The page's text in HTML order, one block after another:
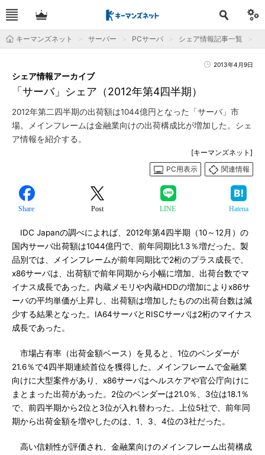
キーマンズネット サーバー PCサーバ シェア情報記事一覧
2013年4月9日
「サーバ」シェア（2012年第4四半期）
シェア情報アーカイブ
2012年第二四半期の出荷額は1044億円となった「サーバ」市
場。メインフレームは金融業向けの出荷構成比が増加した。シェ
ア情報を紹介する。
[キーマンズネット]
PC用表示
関連情報
Share Post LINE Hatena
IDC Japanの調べによれば、2012年第4四半期（10～12月）の
国内サーバ出荷額は1044億円で、前年同期比1.3％増だった。製
品別では、メインフレームが前年同期比で2桁のプラス成長で、
x86サーバは、出荷額で前年同期から小幅に増加、出荷台数でマ
イナス成長であった。内蔵メモリや内蔵HDDの増加によりx86サ
ーバの平均単価が上昇し、出荷額は増加したものの出荷台数は減
少する結果となった。IA64サーバとRISCサーバは2桁のマイナス
成長であった。
市場占有率（出荷金額ベース）を見ると、1位のベンダーが
21.6％で4四半期連続首位を獲得した。メインフレームで金融業
向けに大型案件があり、x86サーバはヘルスケアや官公庁向けに
まとまった出荷があった。2位のベンダーは21.0％、3位は18.1％
で、前四半期から2位と3位が入れ替わった。上位5社で、前年同
期から出荷金額を増やしたのは、1、3、4位の3社だった。
高い信頼性が評価され、金融業向けのメインフレーム出荷構成